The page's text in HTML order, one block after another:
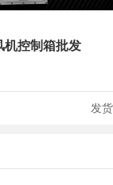
机控制箱批发
发